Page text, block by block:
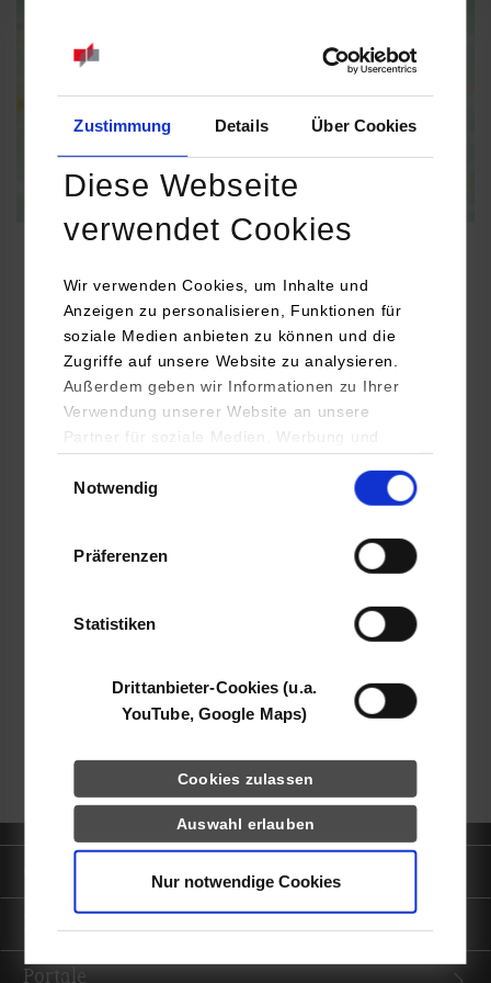
Zustimmung Details Über Cookies
Diese Webseite
verwendet Cookies
Wir verwenden Cookies, um Inhalte und
Anzeigen zu personalisieren, Funktionen für
soziale Medien anbieten zu können und die
Zugriffe auf unsere Website zu analysieren.
Außerdem geben wir Informationen zu Ihrer
Verwendung unserer Website an unsere
Partner für soziale Medien, Werbung und
YouTube, Google Maps) führen diese
Daten zusammen, die Sie ihnen bereitgestellt
haben oder die sie im Rahmen Ihrer Nutzung
Notwendig
Präferenzen
Statistiken
Drittanbieter-Cookies (u.a.
YouTube, Google Maps)
Cookies zulassen
Auswahl erlauben
Nur notwendige Cookies
Einmalig aktivieren
Informatik
MPDV Mikrolab GmbH
Römerring 1
74821
Mosbach-Neckarelz
Nicole Holmes
zurück zur Ergebnisliste
Informationen für
Portale